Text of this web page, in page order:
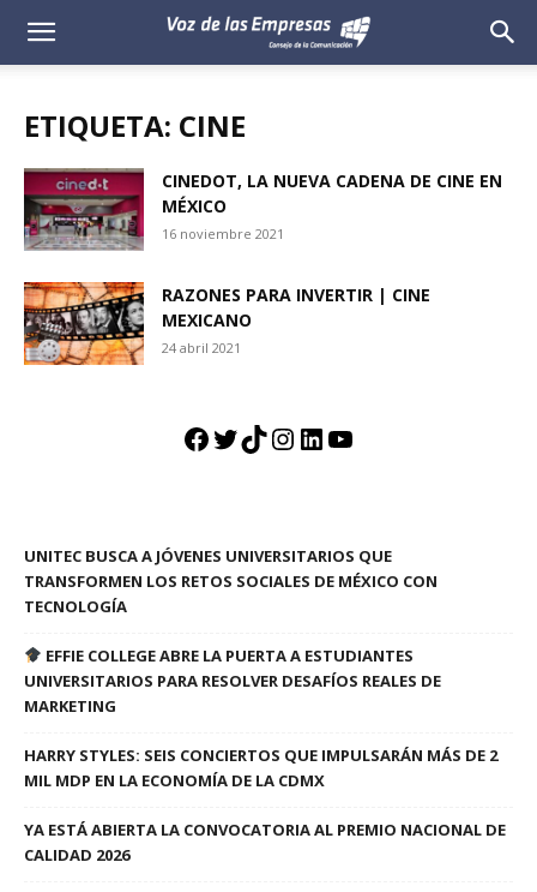
Voz
Empresas
ETIQUETA: CINE
CINEDOT, LA NUEVA CADENA DE CINE EN
MÉXICO
16 noviembre 2021
RAZONES PARA INVERTIR | CINE
MEXICANO
24 abril 2021
Facebook
Twitter
TikTok
Instagram
LinkedIn
YouTube
UNITEC BUSCA A JÓVENES UNIVERSITARIOS QUE
TRANSFORMEN LOS RETOS SOCIALES DE MÉXICO CON
TECNOLOGÍA
EFFIE COLLEGE ABRE LA PUERTA A ESTUDIANTES
UNIVERSITARIOS PARA RESOLVER DESAFÍOS REALES DE
MARKETING
HARRY STYLES: SEIS CONCIERTOS QUE IMPULSARÁN MÁS DE 2
MIL MDP EN LA ECONOMÍA DE LA CDMX
YA ESTÁ ABIERTA LA CONVOCATORIA AL PREMIO NACIONAL DE
CALIDAD 2026